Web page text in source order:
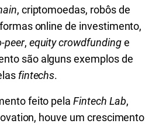
, criptomoedas, robôs de
online de investimento,
peer, equity crowdfundinge
são alguns exemplos de
fintechs.
feito pelaFintech Lab,
houve um crescimento